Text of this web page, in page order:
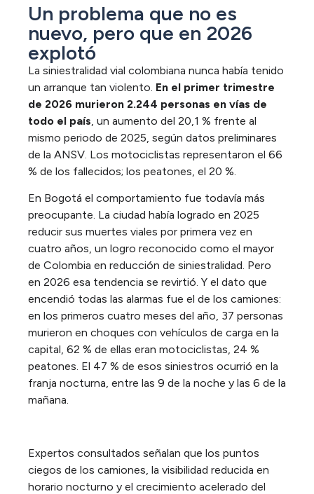
Un problema que no es
nuevo, pero que en 2026
explotó
La siniestralidad vial colombiana nunca había tenido
un arranque tan violento. En el primer trimestre
de 2026 murieron 2.244 personas en vías de
todo el país, un aumento del 20,1 % frente al
mismo periodo de 2025, según datos preliminares
de la ANSV. Los motociclistas representaron el 66
% de los fallecidos; los peatones, el 20 %.
En Bogotá el comportamiento fue todavía más
preocupante. La ciudad había logrado en 2025
reducir sus muertes viales por primera vez en
cuatro años, un logro reconocido como el mayor
de Colombia en reducción de siniestralidad. Pero
en 2026 esa tendencia se revirtió. Y el dato que
encendió todas las alarmas fue el de los camiones:
en los primeros cuatro meses del año, 37 personas
murieron en choques con vehículos de carga en la
capital, 62 % de ellas eran motociclistas, 24 %
peatones. El 47 % de esos siniestros ocurrió en la
franja nocturna, entre las 9 de la noche y las 6 de la
mañana.
Expertos consultados señalan que los puntos
ciegos de los camiones, la visibilidad reducida en
horario nocturno y el crecimiento acelerado del